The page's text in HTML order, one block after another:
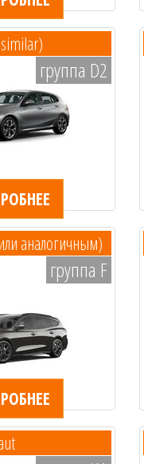
группа D2
аналогичным)
группа F